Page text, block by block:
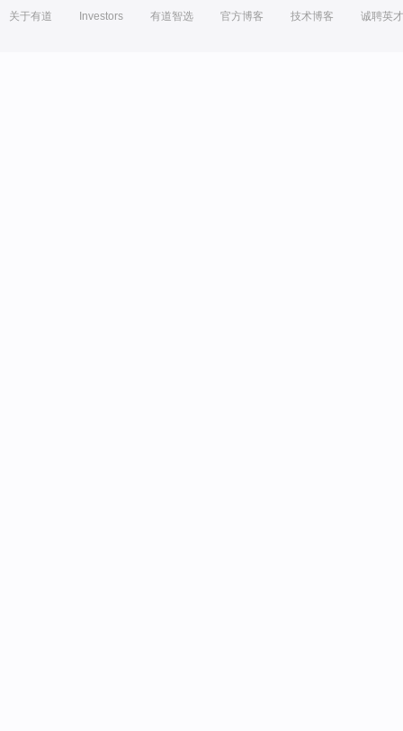
关于有道 Investors 有道智选 官方博客 技术博客 诚聘英才